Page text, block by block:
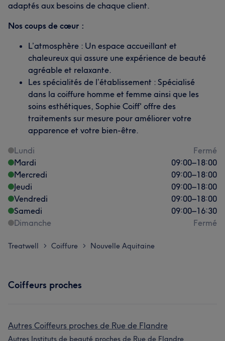
adaptés aux besoins de chaque client.
Nos coups de cœur :
L’atmosphère : Un espace accueillant et
chaleureux qui assure une expérience de beauté
agréable et relaxante.
Les spécialités de l’établissement : Spécialisé
dans la coiffure homme et femme ainsi que les
soins esthétiques, Sophie Coiff' offre des
traitements sur mesure pour améliorer votre
apparence et votre bien-être.
Lundi
Fermé
Mardi
09:00–18:00
Mercredi
09:00–18:00
Jeudi
09:00–18:00
Vendredi
09:00–18:00
Samedi
09:00–16:30
Dimanche
Fermé
Treatwell > Coiffure > Nouvelle Aquitaine
Coiffeurs proches
Autres Coiffeurs proches de Rue de Flandre
Autres Instituts de beauté proches de Rue de Flandre